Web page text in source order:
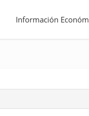
Información